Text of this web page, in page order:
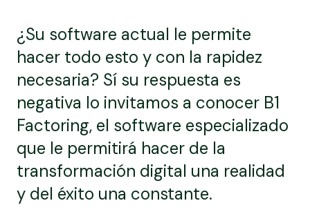
¿Su software actual le permite
hacer todo esto y con la rapidez
necesaria? Sí su respuesta es
negativa lo invitamos a conocer B1
Factoring, el software especializado
que le permitirá hacer de la
transformación digital una realidad
y del éxito una constante.